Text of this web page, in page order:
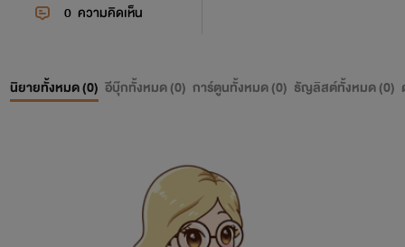
0 ความคิดเห็น
นิยายทั้งหมด (0) อีบุ๊กทั้งหมด (0) การ์ตูนทั้งหมด (0) ธัญลิสต์ทั้งหมด (0)